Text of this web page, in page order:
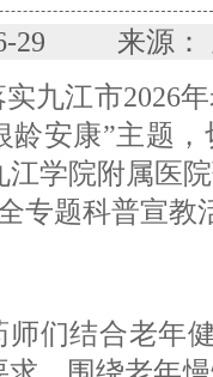
06-29 来源
九江市2026
龄安康”主题
江学院附属医
专题科普宣教
师们结合老年